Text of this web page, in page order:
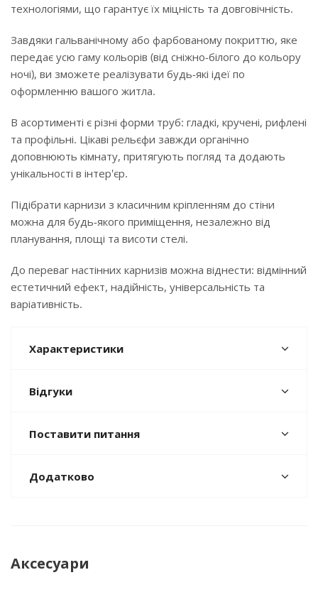
технологіями, що гарантує їх міцність та довговічність.
Завдяки гальванічному або фарбованому покриттю, яке
передає усю гаму кольорів (від сніжно-білого до кольору
ночі), ви зможете реалізувати будь-які ідеї по
оформленню вашого житла.
В асортименті є різні форми труб: гладкі, кручені, рифлені
та профільні. Цікаві рельєфи завжди органічно
доповнюють кімнату, притягують погляд та додають
унікальності в інтер'єр.
Підібрати карнизи з класичним кріпленням до стіни
можна для будь-якого приміщення, незалежно від
планування, площі та висоти стелі.
До переваг настінних карнизів можна віднести: відмінний
естетичний ефект, надійність, універсальність та
варіативність.
Характеристики
Відгуки
Поставити питання
Додатково
Аксесуари